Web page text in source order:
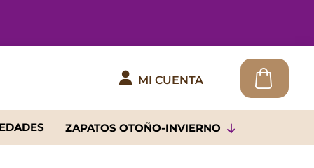
 MI CUENTA
ZAPATOS OTOÑO-INVIERNO